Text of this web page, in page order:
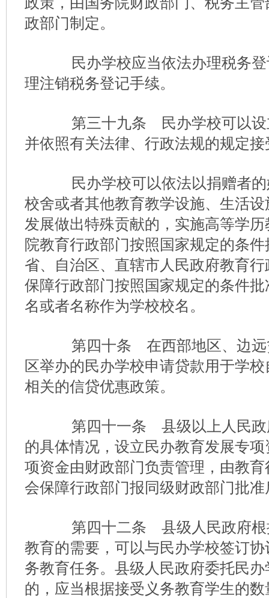
政部门制定。
民办学校应当依法办理税务登
理注销税务登记手续。
第三十九条 民办学校可以设
并依照有关法律、行政法规的规定
民办学校可以依法以捐赠者的
校舍或者其他教育教学设施、生活
发展做出特殊贡献的，实施高等学
院教育行政部门按照国家规定的条
省、自治区、直辖市人民政府教育
保障行政部门按照国家规定的条件
名或者名称作为学校校名。
第四十条 在西部地区、边远
区举办的民办学校申请贷款用于学
相关的信贷优惠政策。
第四十一条 县级以上人民政
的具体情况，设立民办教育发展专
项资金由财政部门负责管理，由教
会保障行政部门报同级财政部门批
第四十二条 县级人民政府根
教育的需要，可以与民办学校签订
务教育任务。县级人民政府委托民
的，应当根据接受义务教育学生的